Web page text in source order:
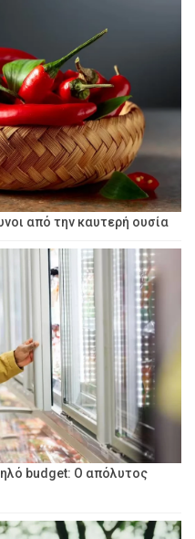
από την καυτερή ουσία
budget: Ο απόλυτος